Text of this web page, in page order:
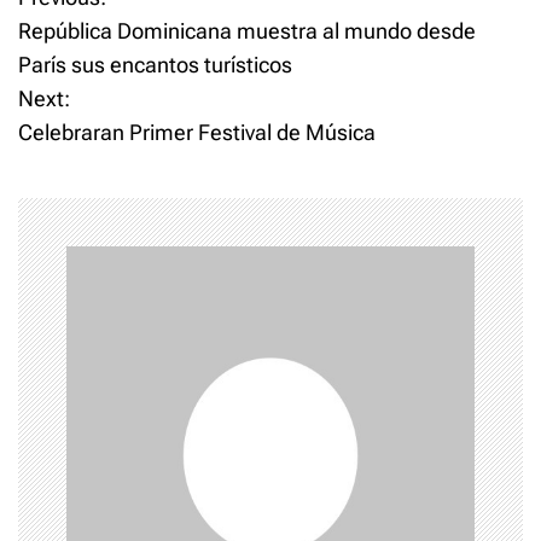
o
s
n
a
v
i
g
a
t
República Dominicana muestra al mundo desde
París sus encantos turísticos
Next:
Celebraran Primer Festival de Música